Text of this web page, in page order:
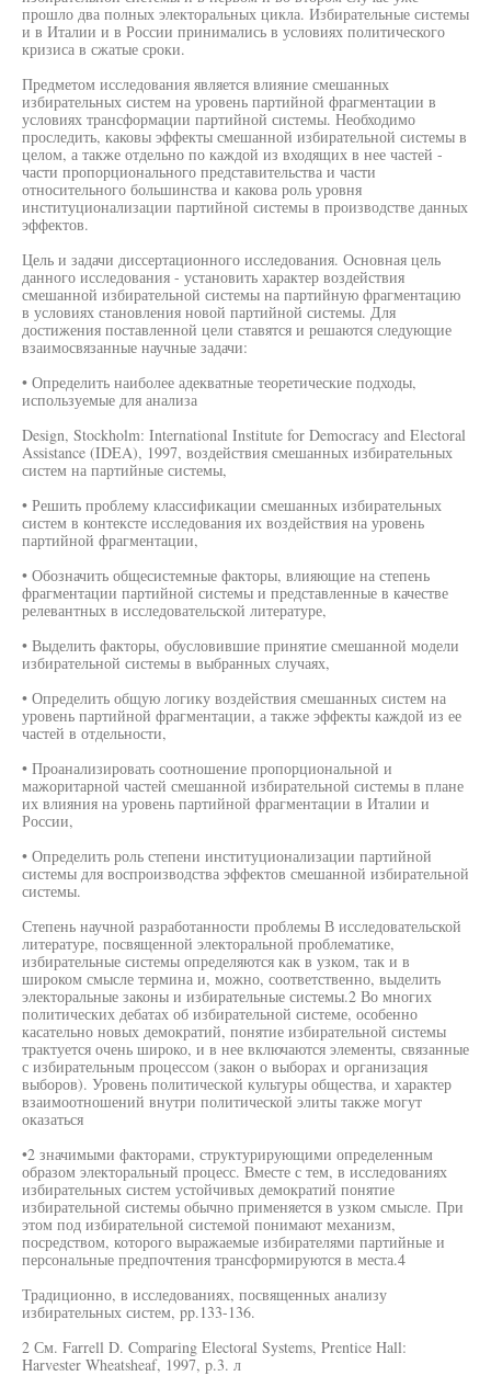
прошло два полных электоральных цикла. Избирательные системы
и в Италии и в России принимались в условиях политического
кризиса в сжатые сроки.
Предметом исследования является влияние смешанных
избирательных систем на уровень партийной фрагментации в
условиях трансформации партийной системы. Необходимо
проследить, каковы эффекты смешанной избирательной системы в
целом, а также отдельно по каждой из входящих в нее частей -
части пропорционального представительства и части
относительного большинства и какова роль уровня
институционализации партийной системы в производстве данных
эффектов.
Цель и задачи диссертационного исследования. Основная цель
данного исследования - установить характер воздействия
смешанной избирательной системы на партийную фрагментацию
в условиях становления новой партийной системы. Для
достижения поставленной цели ставятся и решаются следующие
взаимосвязанные научные задачи:
• Определить наиболее адекватные теоретические подходы,
используемые для анализа
Design, Stockholm: International Institute for Democracy and Electoral
Assistance (IDEA), 1997, воздействия смешанных избирательных
систем на партийные системы,
• Решить проблему классификации смешанных избирательных
систем в контексте исследования их воздействия на уровень
партийной фрагментации,
• Обозначить общесистемные факторы, влияющие на степень
фрагментации партийной системы и представленные в качестве
релевантных в исследовательской литературе,
• Выделить факторы, обусловившие принятие смешанной модели
избирательной системы в выбранных случаях,
• Определить общую логику воздействия смешанных систем на
уровень партийной фрагментации, а также эффекты каждой из ее
частей в отдельности,
• Проанализировать соотношение пропорциональной и
мажоритарной частей смешанной избирательной системы в плане
их влияния на уровень партийной фрагментации в Италии и
России,
• Определить роль степени институционализации партийной
системы для воспроизводства эффектов смешанной избирательной
системы.
Степень научной разработанности проблемы В исследовательской
литературе, посвященной электоральной проблематике,
избирательные системы определяются как в узком, так и в
широком смысле термина и, можно, соответственно, выделить
электоральные законы и избирательные системы.2 Во многих
политических дебатах об избирательной системе, особенно
касательно новых демократий, понятие избирательной системы
трактуется очень широко, и в нее включаются элементы, связанные
с избирательным процессом (закон о выборах и организация
выборов). Уровень политической культуры общества, и характер
взаимоотношений внутри политической элиты также могут
оказаться
•2 значимыми факторами, структурирующими определенным
образом электоральный процесс. Вместе с тем, в исследованиях
избирательных систем устойчивых демократий понятие
избирательной системы обычно применяется в узком смысле. При
этом под избирательной системой понимают механизм,
посредством, которого выражаемые избирателями партийные и
персональные предпочтения трансформируются в места.4
Традиционно, в исследованиях, посвященных анализу
избирательных систем, pp.133-136.
2 См. Farrell D. Comparing Electoral Systems, Prentice Hall:
Harvester Wheatsheaf, 1997, p.3. л